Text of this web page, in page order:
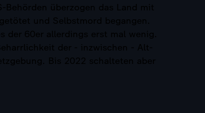
Behörden überzogen das Land mit
und Selbstmord begangen.
der 60er allerdings erst mal wenig.
der - inzwischen - Alt-
Bis 2022 schalteten aber